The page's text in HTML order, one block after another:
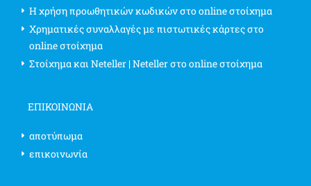
Η χρήση προωθητικών κωδικών στο online στοίχημα
Χρηματικές συναλλαγές με πιστωτικές κάρτες στο
online στοίχημα
Στοίχημα και Neteller | Neteller στο online στοίχημα
ΕΠΙΚΟΙΝΩΝΊΑ
αποτύπωμα
επικοινωνία